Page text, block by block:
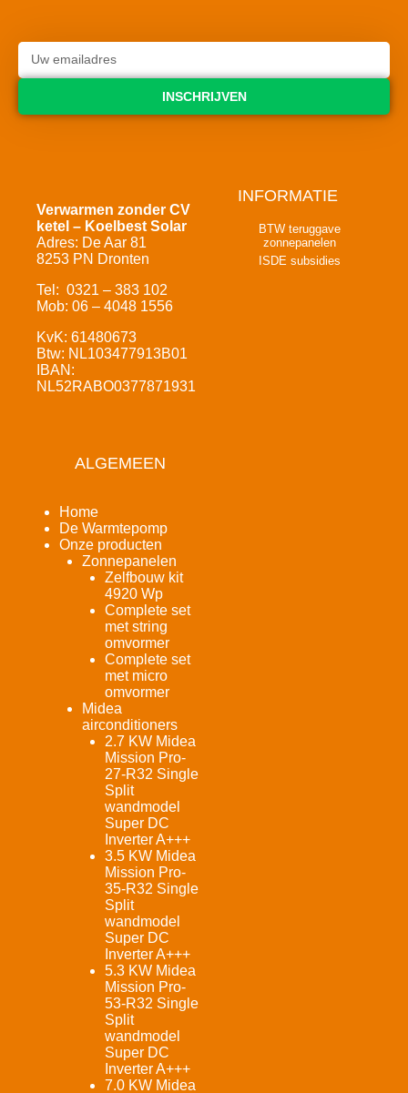
INSCHRIJVEN
Verwarmen zonder CV
ketel – Koelbest Solar
Adres: De Aar 81
8253 PN Dronten
Tel: 0321 – 383 102
Mob: 06 – 4048 1556
KvK: 61480673
Btw: NL103477913B01
IBAN:
NL52RABO0377871931
INFORMATIE
BTW teruggave
zonnepanelen
ISDE subsidies
ALGEMEEN
Home
De Warmtepomp
Onze producten
Zonnepanelen
Zelfbouw kit
4920 Wp
Complete set
met string
omvormer
Complete set
met micro
omvormer
Midea
airconditioners
2.7 KW Midea
Mission Pro-
27-R32 Single
Split
wandmodel
Super DC
Inverter A+++
3.5 KW Midea
Mission Pro-
35-R32 Single
Split
wandmodel
Super DC
Inverter A+++
5.3 KW Midea
Mission Pro-
53-R32 Single
Split
wandmodel
Super DC
Inverter A+++
7.0 KW Midea